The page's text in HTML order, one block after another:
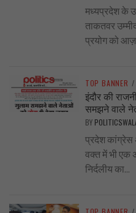
मध्यप्रदेश के
ताकतवर
प्रयोग को
TOP BANNER /
इंदौर की
समझने वाले
BY
प्रदेश कांग्रेस
वक्त में भी एक
निर्दलीय का...